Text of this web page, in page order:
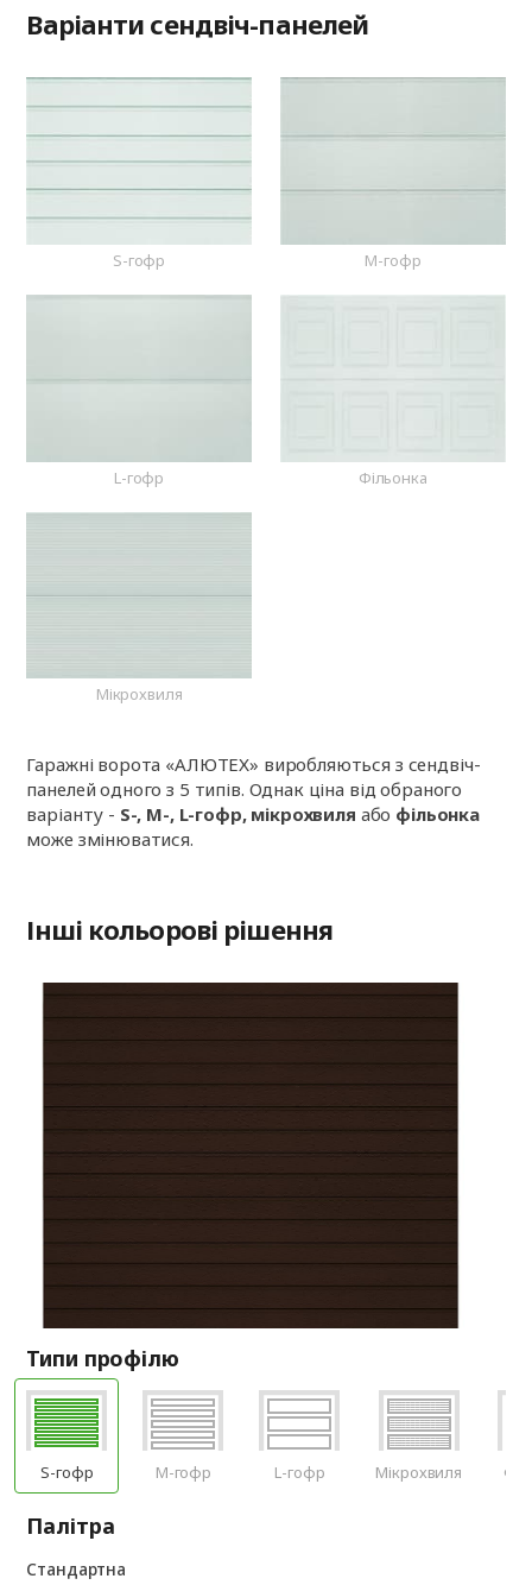
Варіанти сендвіч-панелей
S-гофр M-гофр
L-гофр Фільонка
Мікрохвиля
Гаражні ворота «АЛЮТЕХ» виробляються з сендвіч-
панелей одного з 5 типів. Однак ціна від обраного
варіанту - S-, M-, L-гофр, мікрохвиля або фільонка
може змінюватися.
Інші кольорові рішення
Типи профілю
S-гофр M-гофр L-гофр Мікрохвиля
Палітра
Стандартна